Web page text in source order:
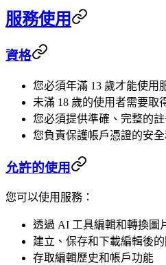
服務使用
資格
您必須年滿 13 歲才能使用
未滿 18 歲的使用者需要取
您必須提供準確、完整的
您負責保護帳戶憑證的安
允許的使用
您可以使用服務：
透過 AI 工具編輯和轉換圖
建立、保存和下載編輯後的
存取編輯歷史和帳戶功能